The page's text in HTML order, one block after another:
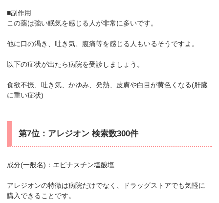
■副作用
この薬は強い眠気を感じる人が非常に多いです。
他に口の渇き、吐き気、腹痛等を感じる人もいるそうですよ。
以下の症状が出たら病院を受診しましょう。
食欲不振、吐き気、かゆみ、発熱、皮膚や白目が黄色くなる(肝臓
に重い症状)
第7位：アレジオン 検索数300件
成分(一般名)：エピナスチン塩酸塩
アレジオンの特徴は病院だけでなく、ドラッグストアでも気軽に
購入できることです。